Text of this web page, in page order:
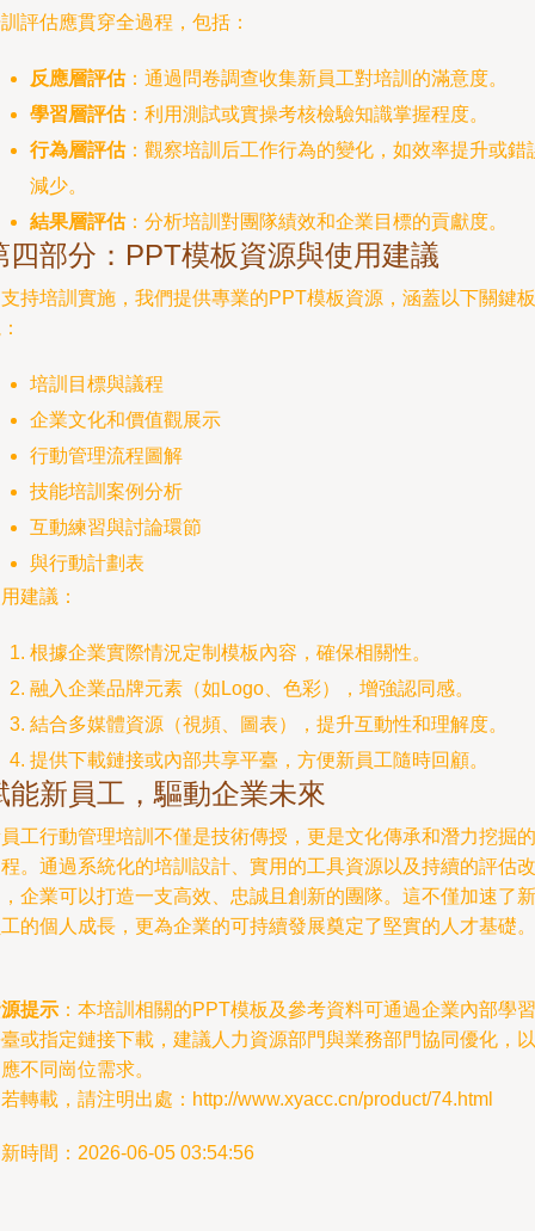
評估應貫穿全過程，包括：
反應層評估：通過問卷調查收集新員工對培訓的滿意度。
學習層評估：利用測試或實操考核檢驗知識掌握程度。
行為層評估：觀察培訓后工作行為的變化，如效率提升或錯
減少。
結果層評估：分析培訓對團隊績效和企業目標的貢獻度。
四部分：PPT模板資源與使用建議
持培訓實施，我們提供專業的PPT模板資源，涵蓋以下關鍵板
培訓目標與議程
企業文化和價值觀展示
行動管理流程圖解
技能培訓案例分析
互動練習與討論環節
與行動計劃表
建議：
根據企業實際情況定制模板內容，確保相關性。
融入企業品牌元素（如Logo、色彩），增強認同感。
結合多媒體資源（視頻、圖表），提升互動性和理解度。
提供下載鏈接或內部共享平臺，方便新員工隨時回顧。
能新員工，驅動企業未來
工行動管理培訓不僅是技術傳授，更是文化傳承和潛力挖掘的
。通過系統化的培訓設計、實用的工具資源以及持續的評估改
企業可以打造一支高效、忠誠且創新的團隊。這不僅加速了新
的個人成長，更為企業的可持續發展奠定了堅實的人才基礎。
提示 ：本培訓相關的PPT模板及參考資料可通過企業內部學習
或指定鏈接下載，建議人力資源部門與業務部門協同優化，以
不同崗位需求。
轉載，請注明出處：http://www.xyacc.cn/product/74.html
時間：2026-06-05 03:54:56